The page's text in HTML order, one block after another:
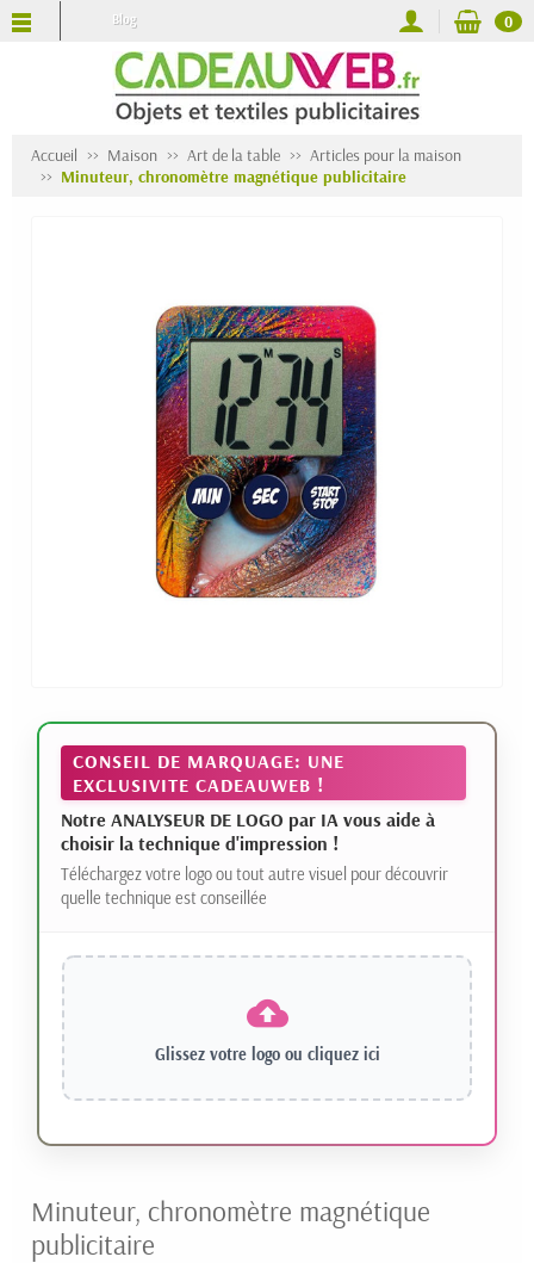
Blog 0
Accueil Maison Art de la table
Articles pour la maison
Minuteur, chronomètre magnétique publicitaire
CONSEIL DE MARQUAGE: UNE
EXCLUSIVITE CADEAUWEB !
Notre ANALYSEUR DE LOGO par IA vous aide à
choisir la technique d'impression !
Téléchargez votre logo ou tout autre visuel pour découvrir
quelle technique est conseillée
Glissez votre logo ou cliquez ici
Minuteur, chronomètre magnétique
publicitaire